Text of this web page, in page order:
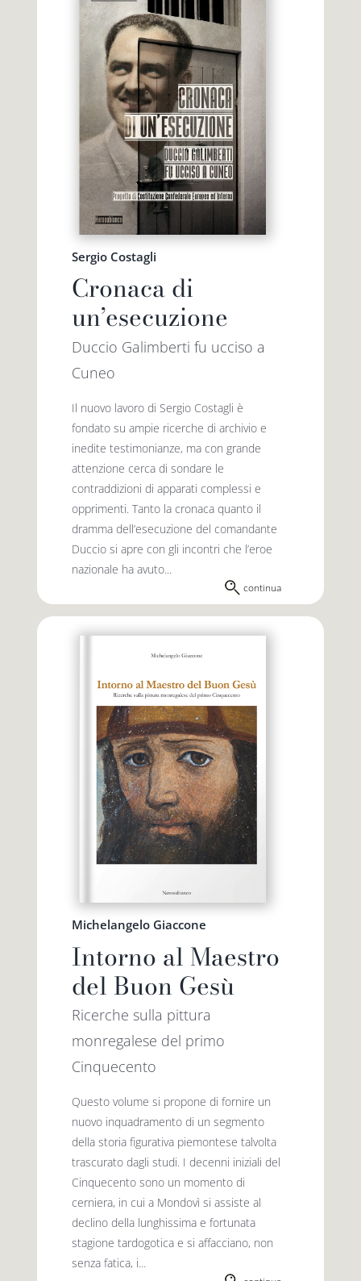
Sergio Costagli
Cronaca di
un’esecuzione
Duccio Galimberti fu ucciso a
Cuneo
Il nuovo lavoro di Sergio Costagli è
fondato su ampie ricerche di archivio e
inedite testimonianze, ma con grande
attenzione cerca di sondare le
contraddizioni di apparati complessi e
opprimenti. Tanto la cronaca quanto il
dramma dell’esecuzione del comandante
Duccio si apre con gli incontri che l’eroe
nazionale ha avuto...
continua
Michelangelo Giaccone
Intorno al Maestro
del Buon Gesù
Ricerche sulla pittura
monregalese del primo
Cinquecento
Questo volume si propone di fornire un
nuovo inquadramento di un segmento
della storia figurativa piemontese talvolta
trascurato dagli studi. I decenni iniziali del
Cinquecento sono un momento di
cerniera, in cui a Mondovì si assiste al
declino della lunghissima e fortunata
stagione tardogotica e si affacciano, non
senza fatica, i...